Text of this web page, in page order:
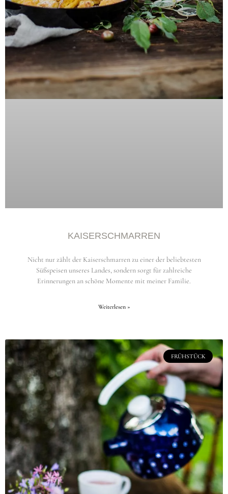
KAISERSCHMARREN
Nicht nur zählt der Kaiserschmarren zu einer der beliebtesten
Süßspeisen unseres Landes, sondern sorgt für zahlreiche
Erinnerungen an schöne Momente mit meiner Familie.
Weiterlesen »
FRÜHSTÜCK